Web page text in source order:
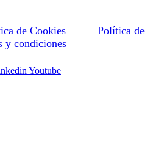
de Cookies
Política de
y condiciones
Youtube